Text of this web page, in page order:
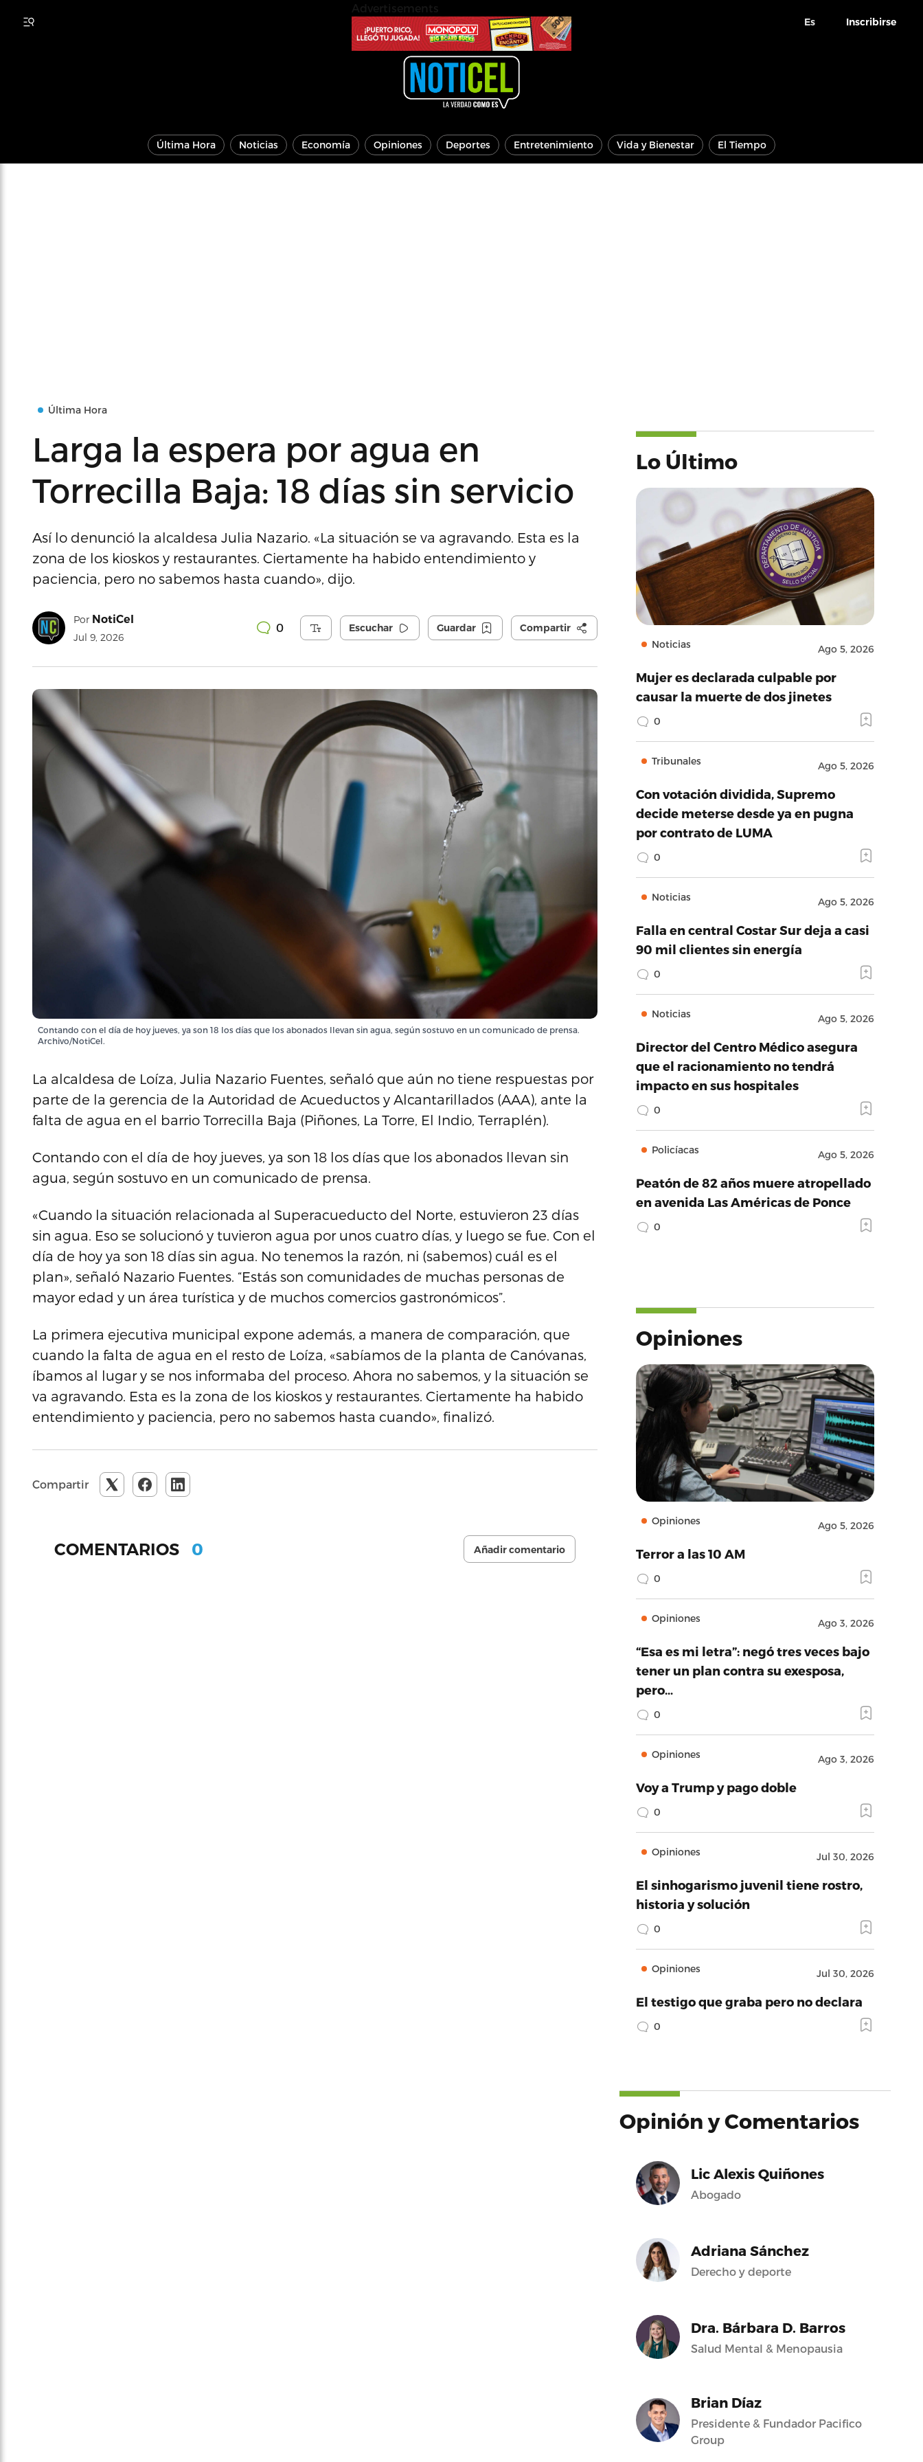
Es Inscribirse
Última Hora Noticias Economía Opiniones Deportes Entretenimiento Vida y Bienestar El Tiempo
Última Hora
Larga la espera por agua en
Torrecilla Baja: 18 días sin servicio
Así lo denunció la alcaldesa Julia Nazario. «La situación se va agravando. Esta es la
zona de los kioskos y restaurantes. Ciertamente ha habido entendimiento y
paciencia, pero no sabemos hasta cuando», dijo.
Por NotiCel
Jul 9, 2026
0 Escuchar Guardar Compartir
Contando con el día de hoy jueves, ya son 18 los días que los abonados llevan sin agua, según sostuvo en un comunicado de prensa.
Archivo/NotiCel.
La alcaldesa de Loíza, Julia Nazario Fuentes, señaló que aún no tiene respuestas por
parte de la gerencia de la Autoridad de Acueductos y Alcantarillados (AAA), ante la
falta de agua en el barrio Torrecilla Baja (Piñones, La Torre, El Indio, Terraplén).
Contando con el día de hoy jueves, ya son 18 los días que los abonados llevan sin
agua, según sostuvo en un comunicado de prensa.
«Cuando la situación relacionada al Superacueducto del Norte, estuvieron 23 días
sin agua. Eso se solucionó y tuvieron agua por unos cuatro días, y luego se fue. Con el
día de hoy ya son 18 días sin agua. No tenemos la razón, ni (sabemos) cuál es el
plan», señaló Nazario Fuentes. “Estás son comunidades de muchas personas de
mayor edad y un área turística y de muchos comercios gastronómicos”.
La primera ejecutiva municipal expone además, a manera de comparación, que
cuando la falta de agua en el resto de Loíza, «sabíamos de la planta de Canóvanas,
íbamos al lugar y se nos informaba del proceso. Ahora no sabemos, y la situación se
va agravando. Esta es la zona de los kioskos y restaurantes. Ciertamente ha habido
entendimiento y paciencia, pero no sabemos hasta cuando», finalizó.
Compartir
COMENTARIOS 0 Añadir comentario
Lo Último
Noticias Ago 5, 2026
Mujer es declarada culpable por
causar la muerte de dos jinetes
0
Tribunales Ago 5, 2026
Con votación dividida, Supremo
decide meterse desde ya en pugna
por contrato de LUMA
0
Noticias Ago 5, 2026
Falla en central Costar Sur deja a casi
90 mil clientes sin energía
0
Noticias Ago 5, 2026
Director del Centro Médico asegura
que el racionamiento no tendrá
impacto en sus hospitales
0
Policíacas Ago 5, 2026
Peatón de 82 años muere atropellado
en avenida Las Américas de Ponce
0
Opiniones
Opiniones Ago 5, 2026
Terror a las 10 AM
0
Opiniones Ago 3, 2026
“Esa es mi letra”: negó tres veces bajo
tener un plan contra su exesposa,
pero…
0
Opiniones Ago 3, 2026
Voy a Trump y pago doble
0
Opiniones Jul 30, 2026
El sinhogarismo juvenil tiene rostro,
historia y solución
0
Opiniones Jul 30, 2026
El testigo que graba pero no declara
0
Opinión y Comentarios
Lic Alexis Quiñones
Abogado
Adriana Sánchez
Derecho y deporte
Dra. Bárbara D. Barros
Salud Mental & Menopausia
Brian Díaz
Presidente & Fundador Pacifico
Group